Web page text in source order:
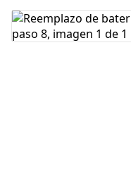
Agregar